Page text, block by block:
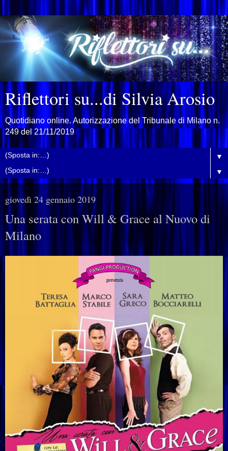
Riflettori su...di Silvia Arosio
Quotidiano online. Autorizzazione del Tribunale di Milano n.
249 del 21/11/2019
▼
▼
giovedì 24 gennaio 2019
Una serata con Will & Grace al Nuovo di
Milano